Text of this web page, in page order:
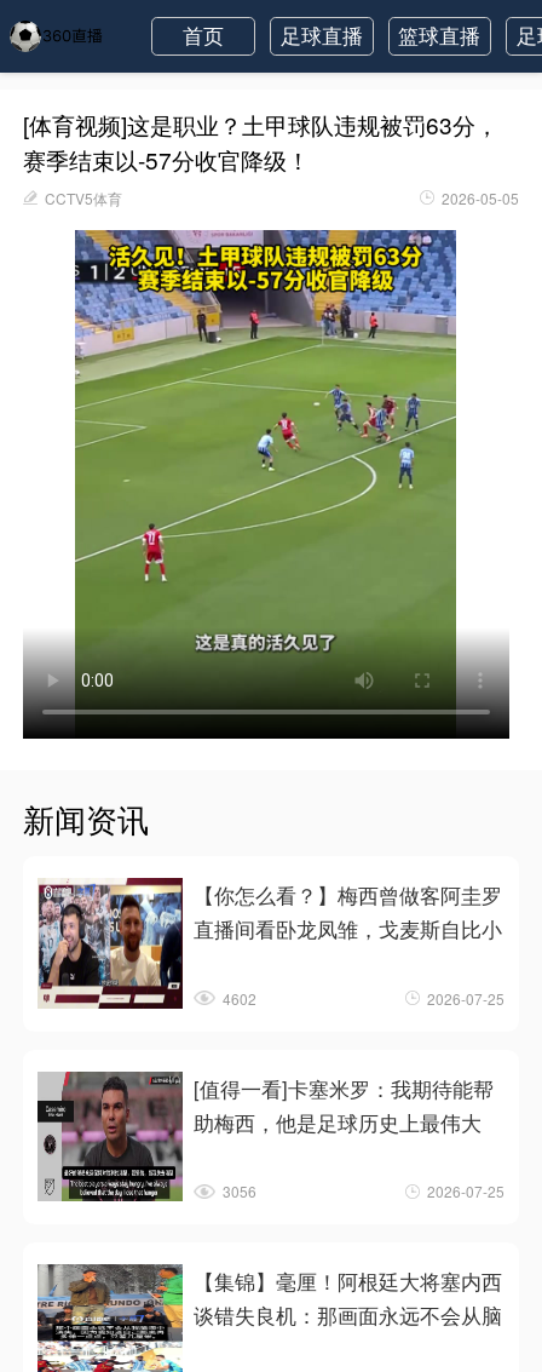
首页 足球直播 篮球直播
[体育视频]这是职业？土甲球队违规被罚63分，
赛季结束以-57分收官降级！
CCTV5体育 2026-05-05
新闻资讯
【你怎么看？】梅西曾做客阿圭罗
直播间看卧龙凤雏，戈麦斯自比小
4602 2026-07-25
[值得一看]卡塞米罗：我期待能帮
助梅西，他是足球历史上最伟大
3056 2026-07-25
【集锦】毫厘！阿根廷大将塞内西
谈错失良机：那画面永远不会从脑